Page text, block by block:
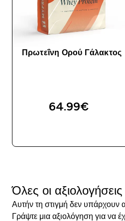
Πρωτεΐνη Ορού Γάλακτος
64.99€‎
Όλες οι
Αυτήν τη στιγμή δεν υπάρχουν
Γράψτε μια αξιολόγηση για να